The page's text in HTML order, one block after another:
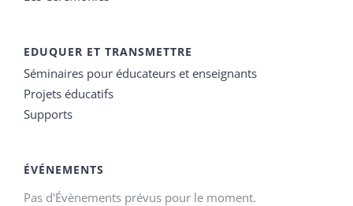
EDUQUER ET TRANSMETTRE
Séminaires pour éducateurs et enseignants
Projets éducatifs
Supports
ÉVÉNEMENTS
Pas d'Évènements prévus pour le moment.